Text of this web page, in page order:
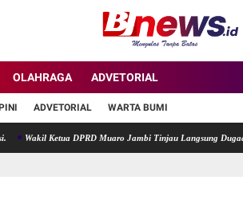
OLAHRAGA ADVETORIAL
ADVETORIAL WARTA BUMI
Ketua DPRD Muaro Jambi Tinjau Langsung Dugaan